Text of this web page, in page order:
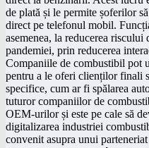
de plată și le permite șoferilor
direct pe telefonul mobil.
asemenea, la reducerea
pandemiei, prin reducerea
Companiile de combustibil pot
pentru a le oferi clienților finali
specifice, cum ar fi spălarea
tuturor companiilor de
OEM-urilor și este pe cale să
digitalizarea industriei
convenit asupra unui